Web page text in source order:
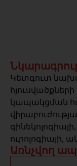
Կետգուտ
կապակցման
ուրոլոգիայի,
Առնչվող